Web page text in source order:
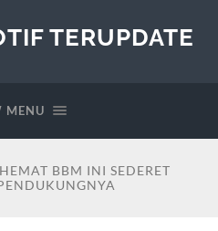
TERUPDATE
MENU
BBM INI SEDERET